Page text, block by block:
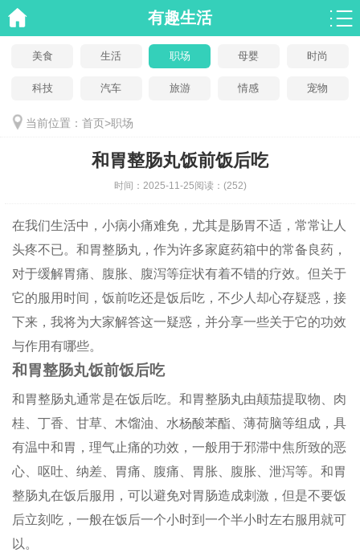
有趣生活
美食 生活 职场 母婴 时尚
科技 汽车 旅游 情感 宠物
当前位置： 首页>职场
和胃整肠丸饭前饭后吃
时间： 2025-11-25阅读： (252)
在我们生活中，小病小痛难免，尤其是肠胃不适，常常让人
头疼不已。和胃整肠丸，作为许多家庭药箱中的常备良药，
对于缓解胃痛、腹胀、腹泻等症状有着不错的疗效。但关于
它的服用时间，饭前吃还是饭后吃，不少人却心存疑惑，接
下来，我将为大家解答这一疑惑，并分享一些关于它的功效
与作用有哪些。
和胃整肠丸饭前饭后吃
和胃整肠丸通常是在饭后吃。和胃整肠丸由颠茄提取物、肉
桂、丁香、甘草、木馏油、水杨酸苯酯、薄荷脑等组成，具
有温中和胃，理气止痛的功效，一般用于邪滞中焦所致的恶
心、呕吐、纳差、胃痛、腹痛、胃胀、腹胀、泄泻等。和胃
整肠丸在饭后服用，可以避免对胃肠造成刺激，但是不要饭
后立刻吃，一般在饭后一个小时到一个半小时左右服用就可
以。